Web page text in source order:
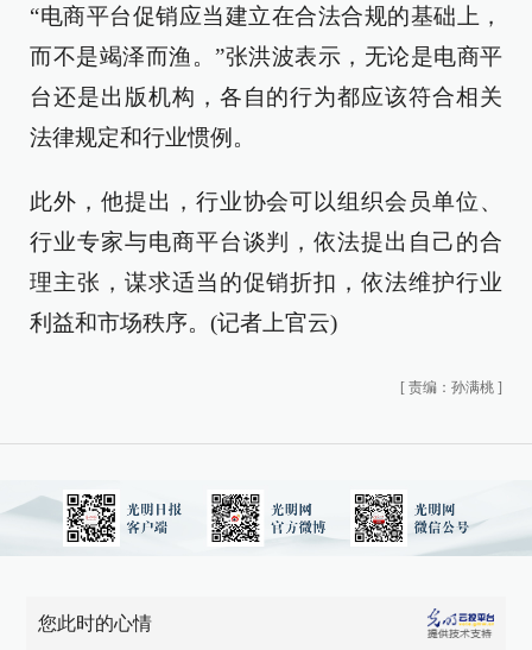
“电商平台促销应当建立在合法合规的基础上，
而不是竭泽而渔。”张洪波表示，无论是电商平
台还是出版机构，各自的行为都应该符合相关
法律规定和行业惯例。
此外，他提出，行业协会可以组织会员单位、
行业专家与电商平台谈判，依法提出自己的合
理主张，谋求适当的促销折扣，依法维护行业
利益和市场秩序。(记者上官云)
[ 责编：孙满桃 ]
您此时的心情